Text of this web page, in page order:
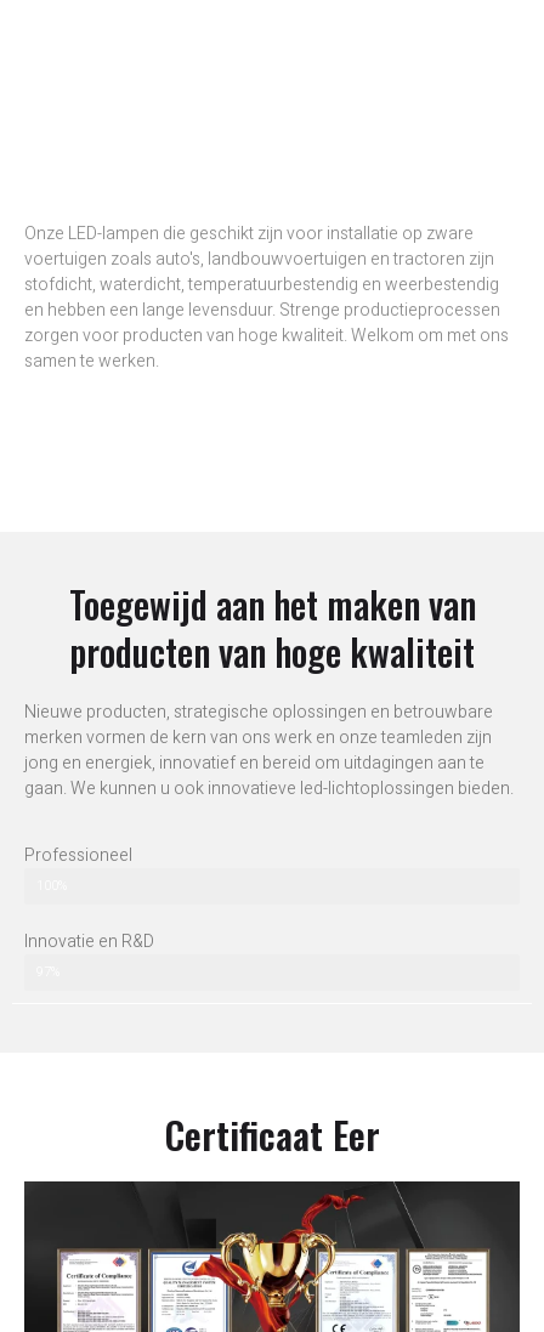
Onze LED-lampen die geschikt zijn voor installatie op zware
voertuigen zoals auto's, landbouwvoertuigen en tractoren zijn
stofdicht, waterdicht, temperatuurbestendig en weerbestendig
en hebben een lange levensduur. Strenge productieprocessen
zorgen voor producten van hoge kwaliteit. Welkom om met ons
samen te werken.
Toegewijd aan het maken van
producten van hoge kwaliteit
Nieuwe producten, strategische oplossingen en betrouwbare
merken vormen de kern van ons werk en onze teamleden zijn
jong en energiek, innovatief en bereid om uitdagingen aan te
gaan. We kunnen u ook innovatieve led-lichtoplossingen bieden.
Professioneel
Innovatie en R&D
Certificaat Eer